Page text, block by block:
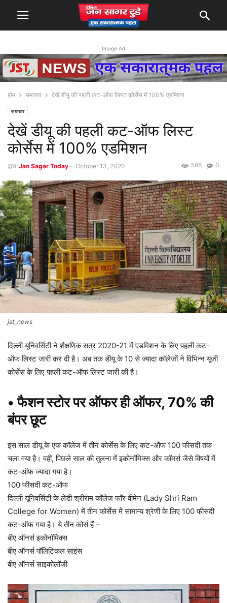
Image Ad
होम समाचार देखें डीयू की पहली कट-ऑफ लिस्ट कोर्सेस में 100% एडमिशन
समाचार
देखें डीयू की पहली कट-ऑफ लिस्ट
कोर्सेस में 100% एडमिशन
द्वारा Jan Sagar Today - October 13, 2020 0
588
jst_news
दिल्ली यूनिवर्सिटी ने शैक्षणिक सत्र 2020-21 में एडमिशन के लिए पहली कट-
ऑफ लिस्ट जारी कर दी है। अब तक डीयू के 10 से ज्यादा कॉलेजों ने विभिन्न यूजी
कोर्सेस के लिए पहली कट-ऑफ लिस्ट जारी की है।
• फैशन स्टोर पर ऑफर ही ऑफर, 70% की
बंपर छूट
इस साल डीयू के एक कॉलेज में तीन कोर्सेस के लिए कट-ऑफ 100 फीसदी तक
चला गया है। वहीं, पिछले साल की तुलना में इकोनॉमिक्स और कॉमर्स जैसे विषयों में
कट-ऑफ ज्यादा गया है।
100 फीसदी कट-ऑफ
दिल्ली यूनिवर्सिटी के लेडी श्रीराम कॉलेज फॉर वीमेन (Lady Shri Ram
College for Women) में तीन कोर्सेस में सामान्य श्रेणी के लिए 100 फीसदी
कट-ऑफ गया है। ये तीन कोर्स हैं –
बीए ऑनर्स इकोनॉमिक्स
बीए ऑनर्स पॉलिटिकल साइंस
बीए ऑनर्स साइकोलॉजी